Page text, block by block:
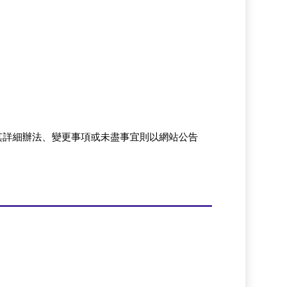
細辦法、變更事項或未盡事宜則以網站公告